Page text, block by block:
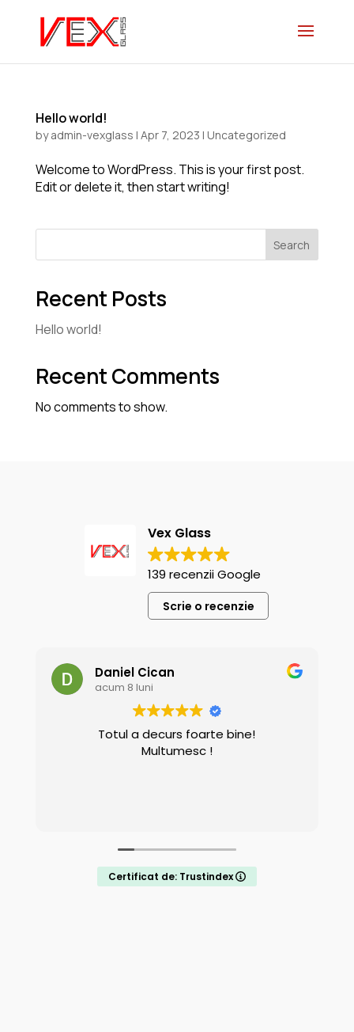
Hello world!
byadmin-vexglass | Apr 7, 2023 | Uncategorized
Welcome to WordPress. This is your first post.
Edit or delete it, then start writing!
Search
Recent Posts
Hello world!
Recent Comments
No comments to show.
Vex Glass
139 recenzii Google
Scrie o recenzie
Daniel Cican
acum 8 luni
Totul a decurs foarte bine!
Multumesc !
Certificat de: Trustindex